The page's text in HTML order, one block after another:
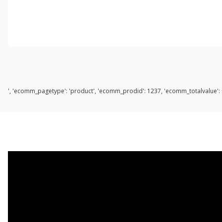
', 'ecomm_pagetype': 'product', 'ecomm_prodid': 1237, 'ecomm_totalvalue':